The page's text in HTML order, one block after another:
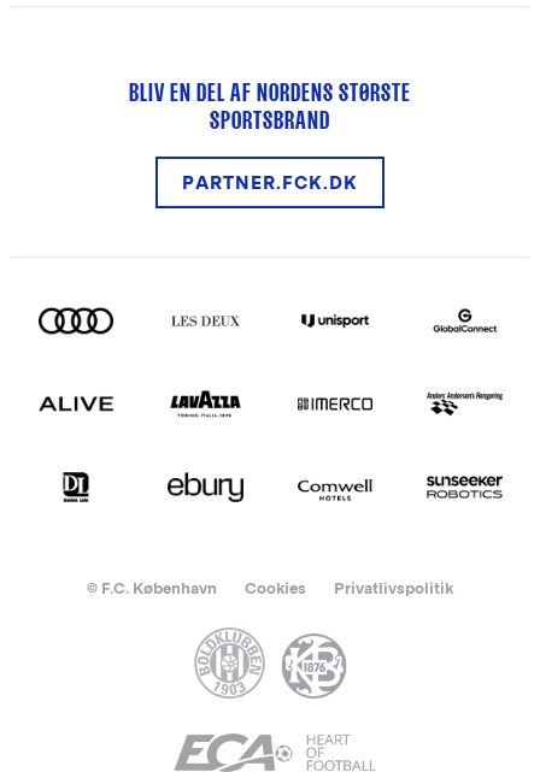
BLIV EN DEL AF NORDENS STØRSTE
SPORTSBRAND
PARTNER.FCK.DK
© F.C. København Cookies Privatlivspolitik